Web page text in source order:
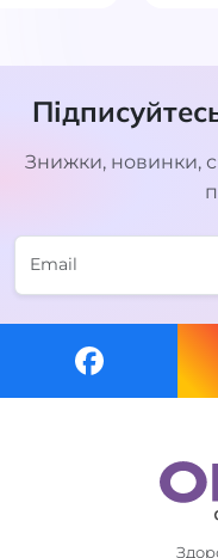
Знижки, новинки,